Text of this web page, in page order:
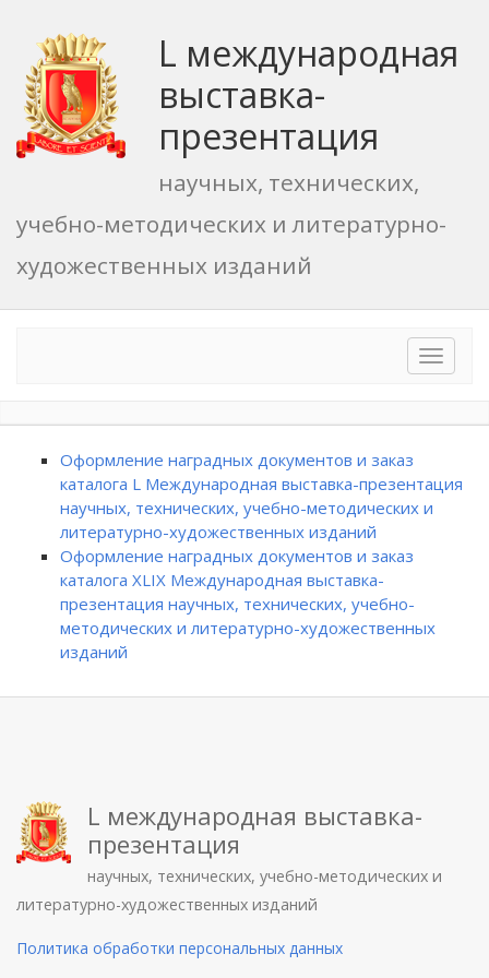
L международная
выставка-
презентация
научных, технических,
учебно-методических и литературно-
художественных изданий
Toggle
Оформление наградных документов и заказ
каталога L Международная выставка-презентация
научных, технических, учебно-методических и
литературно-художественных изданий
Оформление наградных документов и заказ
каталога XLIX Международная выставка-
презентация научных, технических, учебно-
методических и литературно-художественных
изданий
L международная выставка-
презентация
научных, технических, учебно-методических и
литературно-художественных изданий
Политика обработки персональных данных